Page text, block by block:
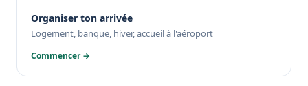
Organiser ton arrivée
Logement, banque, hiver, accueil à l'aéroport
Commencer →